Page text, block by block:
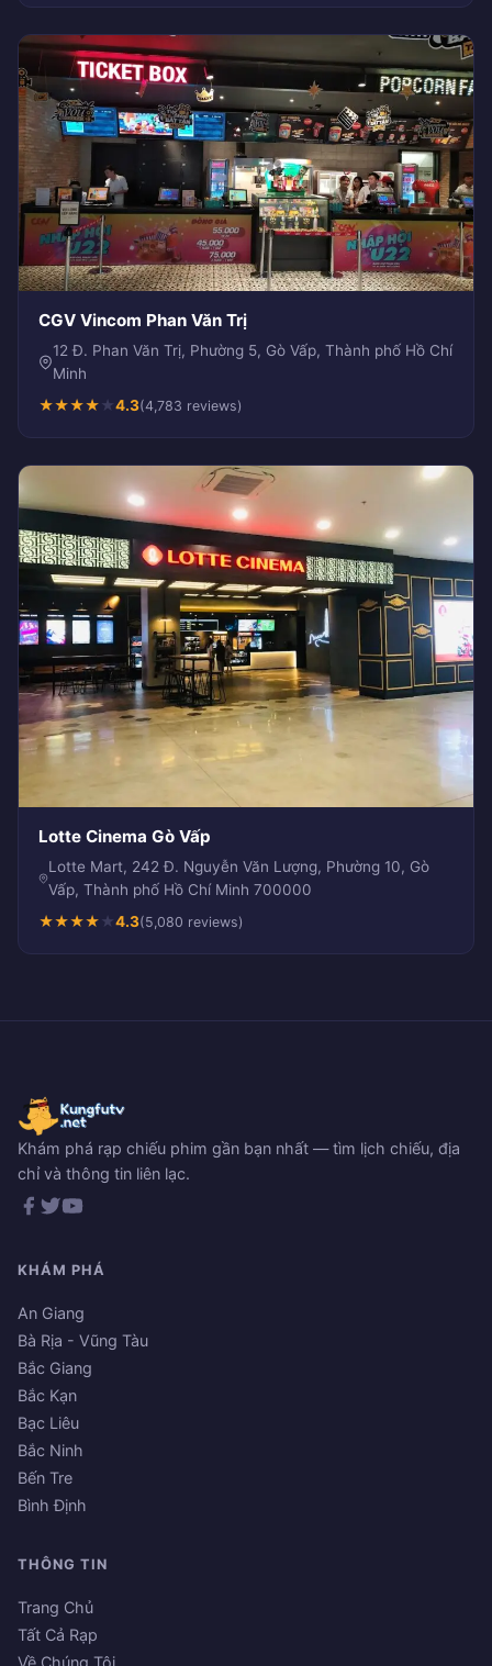
CGV Vincom Phan Văn Trị
12 Đ. Phan Văn Trị, Phường 5, Gò Vấp, Thành phố Hồ Chí
Minh
★★★★★4.3(4,783 reviews)
Lotte Cinema Gò Vấp
Lotte Mart, 242 Đ. Nguyễn Văn Lượng, Phường 10, Gò
Vấp, Thành phố Hồ Chí Minh 700000
★★★★★4.3(5,080 reviews)
Khám phá rạp chiếu phim gần bạn nhất — tìm lịch chiếu, địa
chỉ và thông tin liên lạc.
KHÁM PHÁ
An Giang
Bà Rịa - Vũng Tàu
Bắc Giang
Bắc Kạn
Bạc Liêu
Bắc Ninh
Bến Tre
Bình Định
THÔNG TIN
Trang Chủ
Tất Cả Rạp
Về Chúng Tôi